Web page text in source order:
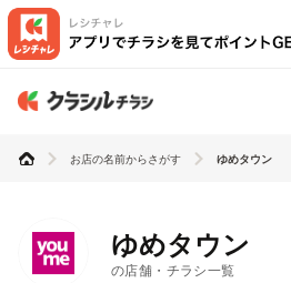
お店の名前からさがす ゆめタウン
ゆめタウン
の店舗・チラシ一覧